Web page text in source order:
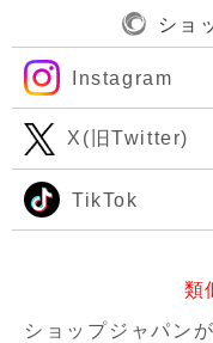
ショ
Instagram
X(旧Twitter)
TikTok
類
ショップジャパン